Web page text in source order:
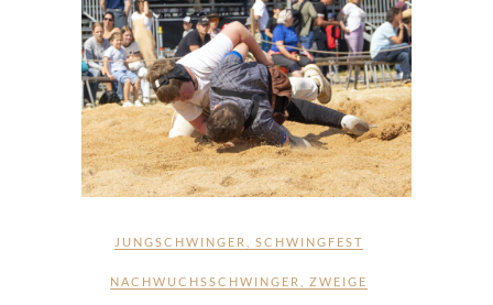
JUNGSCHWINGER SCHWINGFEST
NACHWUCHSSCHWINGER ZWEIGE